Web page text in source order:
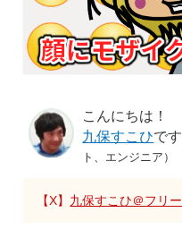
こんにちは！
九保すこひです
ト、エンジニア）
【X】 九保すこひ＠フリ